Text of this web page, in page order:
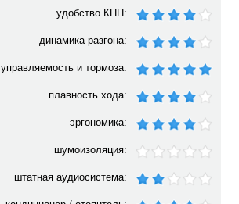
удобство КПП:
динамика разгона:
управляемость и тормоза:
плавность хода:
эргономика:
шумоизоляция:
штатная аудиосистема: